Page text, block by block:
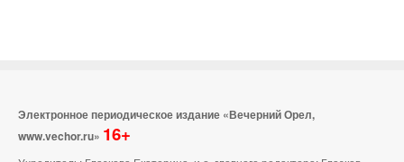
Электронное периодическое издание «Вечерний Орел,
www.vechor.ru» 16+